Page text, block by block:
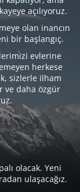
açılıyoruz.
olan inancın
bir başlangıç.
evlerine
herkese
sizlerle ilham
ve daha özgür
olacak. Yeni
ulaşacağız.